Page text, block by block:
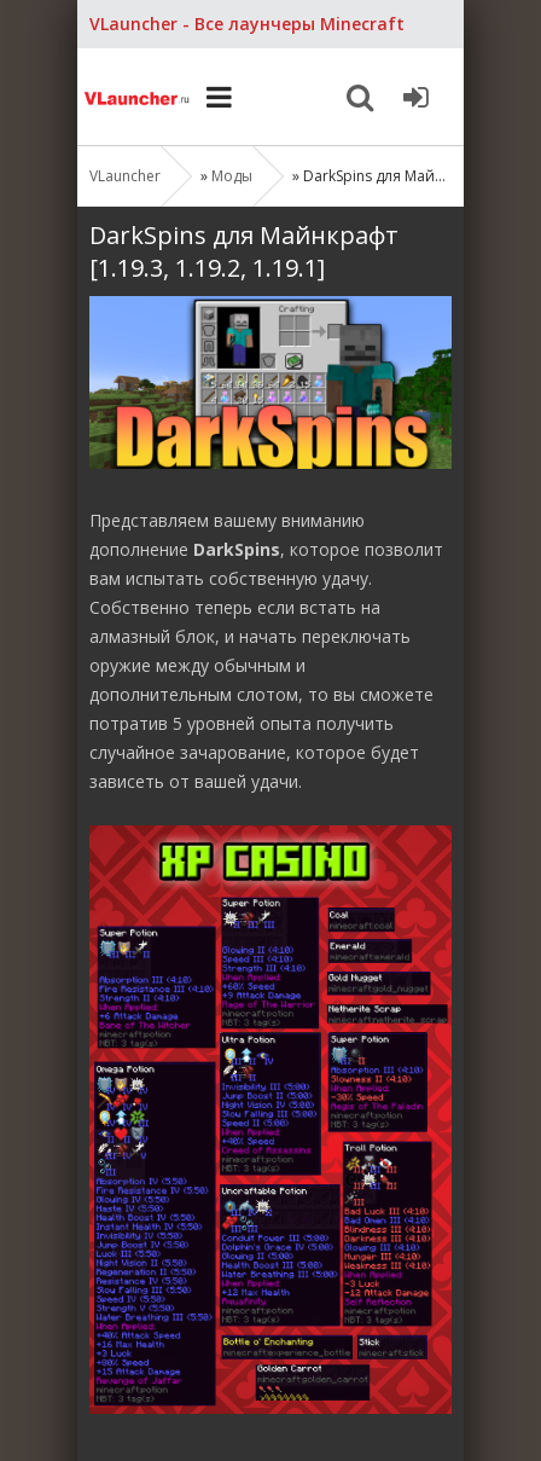
VLauncher - Все лаунчеры Minecraft
VLauncher » Моды » DarkSpins для Майнкрафт [1.19.3, 1.19.2, 1.19.1]
DarkSpins для Майнкрафт
[1.19.3, 1.19.2, 1.19.1]
Представляем вашему вниманию
дополнение DarkSpins, которое позволит
вам испытать собственную удачу.
Собственно теперь если встать на
алмазный блок, и начать переключать
оружие между обычным и
дополнительным слотом, то вы сможете
потратив 5 уровней опыта получить
случайное зачарование, которое будет
зависеть от вашей удачи.